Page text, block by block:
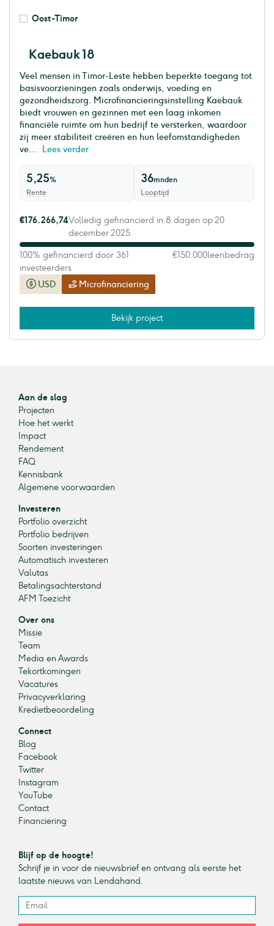
Oost-Timor
Kaebauk 18
Veel mensen in Timor-Leste hebben beperkte toegang tot
basisvoorzieningen zoals onderwijs, voeding en
gezondheidszorg. Microfinancieringsinstelling Kaebauk
biedt vrouwen en gezinnen met een laag inkomen
financiële ruimte om hun bedrijf te versterken, waardoor
zij meer stabiliteit creëren en hun leefomstandigheden
ve...
Lees verder
5,25%
Rente
36mnden
Looptijd
USD Microfinanciering
€176.266,74Volledig gefinancierd in 8 dagen op 20
december 2025.
100% gefinancierd door 361
investeerders
€150.000leenbedrag
Bekijk project
Aan de slag
Projecten
Hoe het werkt
Impact
Rendement
FAQ
Kennisbank
Algemene voorwaarden
Investeren
Portfolio overzicht
Portfolio bedrijven
Soorten investeringen
Automatisch investeren
Valutas
Betalingsachterstand
AFM Toezicht
Over ons
Missie
Team
Media en Awards
Tekortkomingen
Vacatures
Privacyverklaring
Kredietbeoordeling
Connect
Blog
Facebook
Twitter
Instagram
YouTube
Contact
Financiering
Blijf op de hoogte!
Schrijf je in voor de nieuwsbrief en ontvang als eerste het
laatste nieuws van Lendahand.